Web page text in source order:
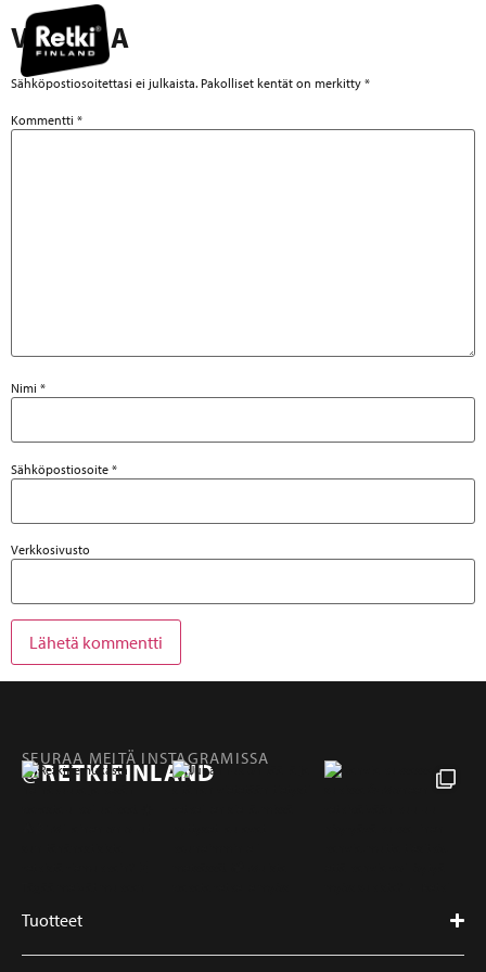
VASTAA
Sähköpostiosoitettasi ei julkaista. Pakolliset kentät on merkitty *
Kommentti *
Nimi *
Sähköpostiosoite *
Verkkosivusto
SEURAA MEITÄ INSTAGRAMISSA
@RETKIFINLAND
Tuotteet